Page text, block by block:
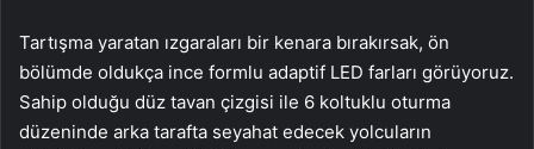
Tartışma yaratan ızgaraları bir kenara bırakırsak, ön
bölümde oldukça ince formlu adaptif LED farları görüyoruz.
Sahip olduğu düz tavan çizgisi ile 6 koltuklu oturma
düzeninde arka tarafta seyahat edecek yolcuların